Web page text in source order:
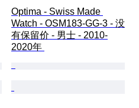
Optima - Swiss Made
Watch - OSM183-GG-3 - 没
有保留价 - 男士 - 2010-
2020年